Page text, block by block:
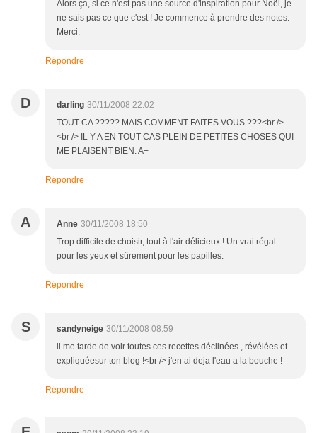
Alors ça, si ce n'est pas une source d'inspiration pour Noël, je
ne sais pas ce que c'est ! Je commence à prendre des notes.
Merci.
Répondre
D darling 30/11/2008 22:02
TOUT CA ????? MAIS COMMENT FAITES VOUS ???<br />
<br /> IL Y A EN TOUT CAS PLEIN DE PETITES CHOSES QUI
ME PLAISENT BIEN. A+
Répondre
A Anne 30/11/2008 18:50
Trop difficile de choisir, tout à l'air délicieux ! Un vrai régal
pour les yeux et sûrement pour les papilles.
Répondre
S sandyneige 30/11/2008 08:59
il me tarde de voir toutes ces recettes déclinées , révélées et
expliquéesur ton blog !<br /> j'en ai deja l'eau a la bouche !
Répondre